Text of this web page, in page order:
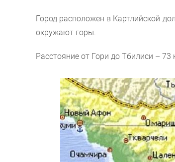
Город расположен в Картлийской
окружают горы.
Расстояние от Гори до Тбилиси –